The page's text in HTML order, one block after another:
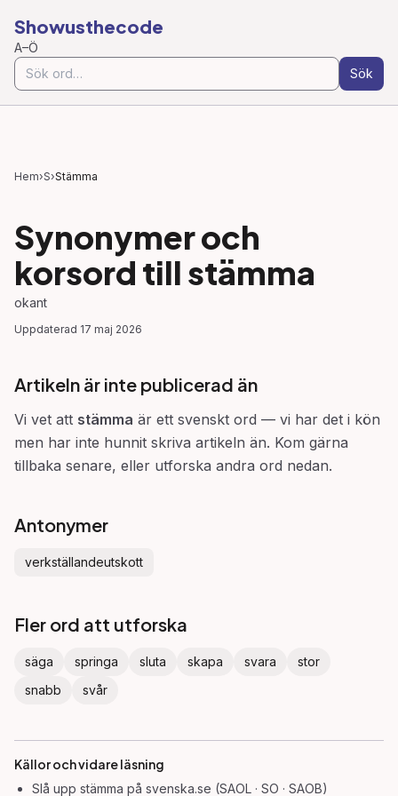
Showusthecode
A–Ö
Sök
Hem›S›Stämma
Synonymer och
korsord till stämma
okant
Uppdaterad 17 maj 2026
Artikeln är inte publicerad än
Vi vet att stämma är ett svenskt ord — vi har det i kön
men har inte hunnit skriva artikeln än. Kom gärna
tillbaka senare, eller utforska andra ord nedan.
Antonymer
verkställandeutskott
Fler ord att utforska
säga springa sluta skapa svara
stor
snabb
svår
Källor och vidare läsning
Slå upp stämma på svenska.se (SAOL · SO · SAOB)